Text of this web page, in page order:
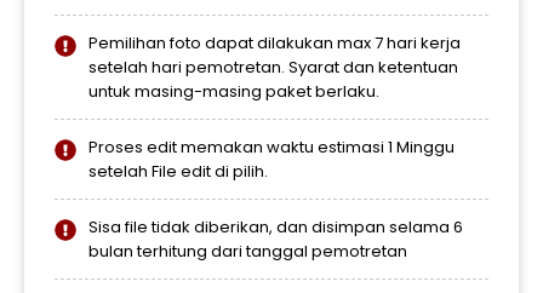
Pemilihan foto dapat dilakukan max 7 hari kerja
setelah hari pemotretan. Syarat dan ketentuan
untuk masing-masing paket berlaku.
Proses edit memakan waktu estimasi 1 Minggu
setelah File edit di pilih.
Sisa file tidak diberikan, dan disimpan selama 6
bulan terhitung dari tanggal pemotretan